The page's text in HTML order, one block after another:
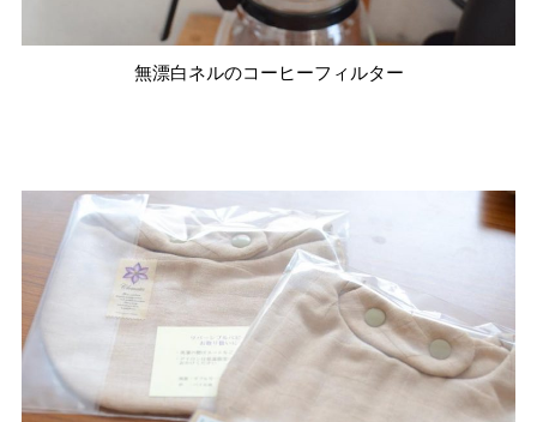
無漂白ネルのコーヒーフィルター